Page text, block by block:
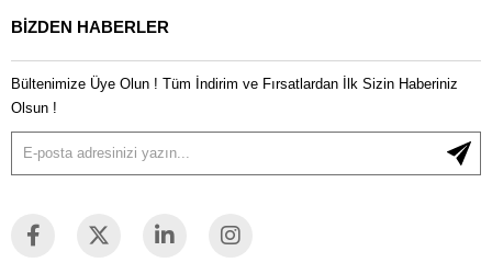
BİZDEN HABERLER
Bültenimize Üye Olun ! Tüm İndirim ve Fırsatlardan İlk Sizin Haberiniz
Olsun !